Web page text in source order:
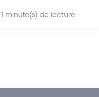
1 minute(s) de lecture